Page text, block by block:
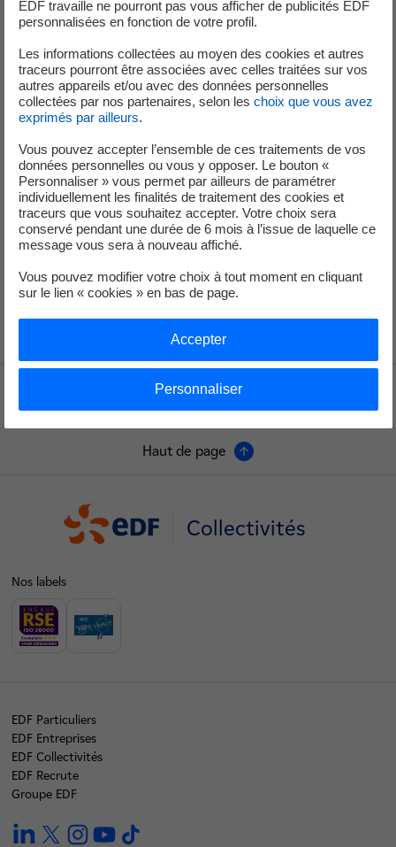
Territoires & réalisations
Haut de page
Collectivités
Nos labels
EDF Particuliers
EDF Entreprises
EDF Collectivités
EDF Recrute
Groupe EDF
linkedintwitterinstagramyoutube
EDF travaille ne pourront pas vous afficher de publicités EDF
personnalisées en fonction de votre profil.
Les informations collectées au moyen des cookies et autres
traceurs pourront être associées avec celles traitées sur vos
autres appareils et/ou avec des données personnelles
collectées par nos partenaires, selon les choix que vous avez
exprimés par ailleurs.
Vous pouvez accepter l’ensemble de ces traitements de vos
données personnelles ou vous y opposer. Le bouton «
Personnaliser » vous permet par ailleurs de paramétrer
individuellement les finalités de traitement des cookies et
traceurs que vous souhaitez accepter. Votre choix sera
conservé pendant une durée de 6 mois à l’issue de laquelle ce
message vous sera à nouveau affiché.
Vous pouvez modifier votre choix à tout moment en cliquant
sur le lien « cookies » en bas de page.
Personnaliser
Accepter